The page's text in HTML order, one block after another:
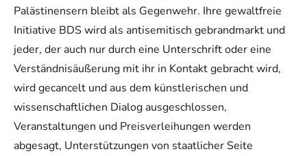
Palästinensern bleibt als Gegenwehr. Ihre gewaltfreie
Initiative BDS wird als antisemitisch gebrandmarkt und
jeder, der auch nur durch eine Unterschrift oder eine
Verständnisäußerung mit ihr in Kontakt gebracht wird,
wird gecancelt und aus dem künstlerischen und
wissenschaftlichen Dialog ausgeschlossen,
Veranstaltungen und Preisverleihungen werden
abgesagt, Unterstützungen von staatlicher Seite